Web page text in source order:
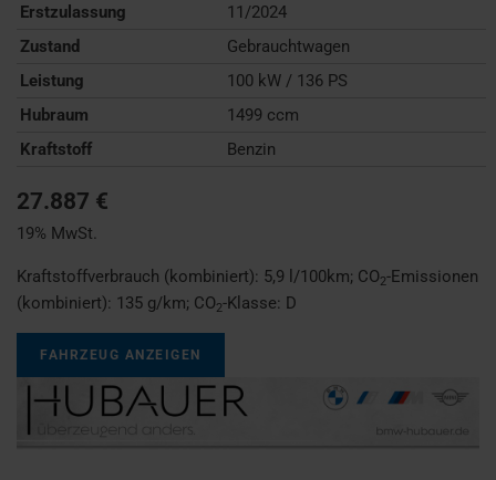
Erstzulassung
11/2024
Zustand
Gebrauchtwagen
Leistung
100 kW / 136 PS
Hubraum
1499 ccm
Kraftstoff
Benzin
27.887 €
19% MwSt.
Kraftstoffverbrauch (kombiniert): 5,9 l/100km; CO2-Emissionen
(kombiniert): 135 g/km; CO2-Klasse: D
FAHRZEUG ANZEIGEN